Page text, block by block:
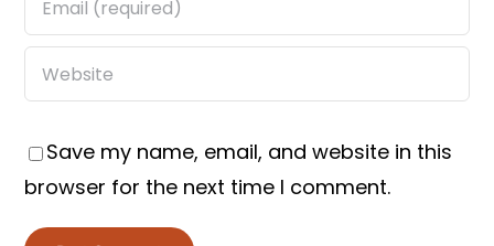
Save my name, email, and website in this
browser for the next time I comment.